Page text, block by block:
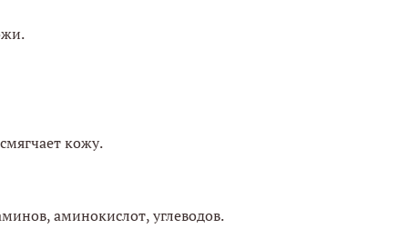
кожу.
аминокислот, углеводов.